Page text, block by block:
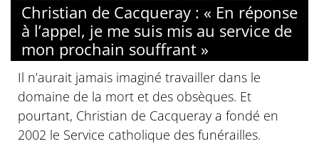
Christian de Cacqueray : « En réponse
à l’appel, je me suis mis au service de
mon prochain souffrant »
Il n’aurait jamais imaginé travailler dans le
domaine de la mort et des obsèques. Et
pourtant, Christian de Cacqueray a fondé en
2002 le Service catholique des funérailles.